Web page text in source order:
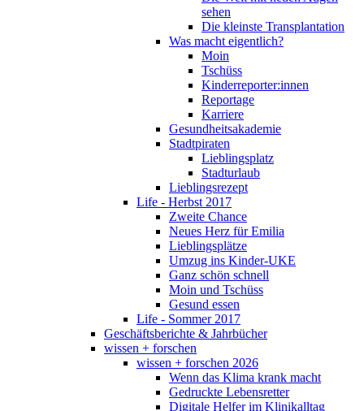
sehen
Die kleinste Transplantation
Was macht eigentlich?
Moin
Tschüss
Kinderreporter:innen
Reportage
Karriere
Gesundheitsakademie
Stadtpiraten
Lieblingsplatz
Stadturlaub
Lieblingsrezept
Life - Herbst 2017
Zweite Chance
Neues Herz für Emilia
Lieblingsplätze
Umzug ins Kinder-UKE
Ganz schön schnell
Moin und Tschüss
Gesund essen
Life - Sommer 2017
Geschäftsberichte & Jahrbücher
wissen + forschen
wissen + forschen 2026
Wenn das Klima krank macht
Gedruckte Lebensretter
Digitale Helfer im Klinikalltag